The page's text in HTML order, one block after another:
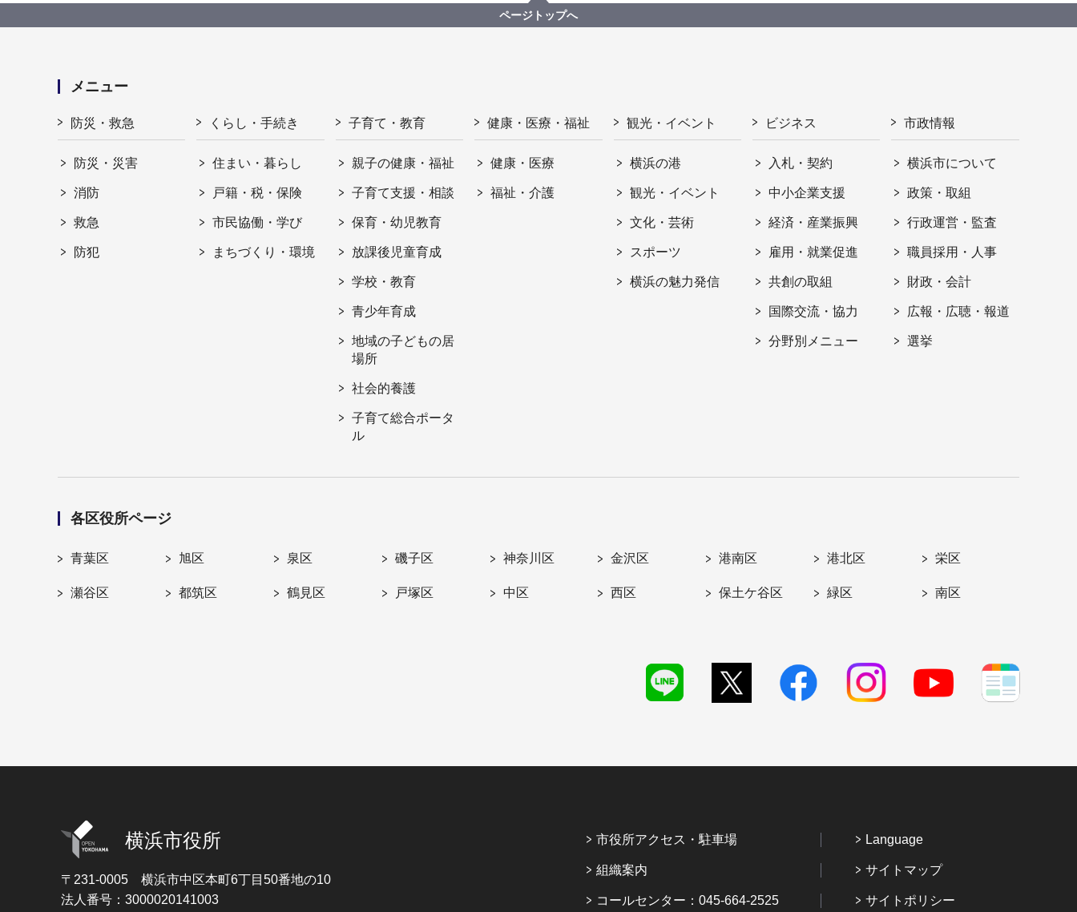
ページトップへ
メニュー
防災・救急
防災・災害
消防
救急
防犯
くらし・手続き
住まい・暮らし
戸籍・税・保険
市民協働・学び
まちづくり・環境
子育て・教育
親子の健康・福祉
子育て支援・相談
保育・幼児教育
放課後児童育成
学校・教育
青少年育成
地域の子どもの居
場所
社会的養護
子育て総合ポータ
ル
健康・医療・福祉
健康・医療
福祉・介護
観光・イベント
横浜の港
観光・イベント
文化・芸術
スポーツ
横浜の魅力発信
ビジネス
入札・契約
中小企業支援
経済・産業振興
雇用・就業促進
共創の取組
国際交流・協力
分野別メニュー
市政情報
横浜市について
政策・取組
行政運営・監査
職員採用・人事
財政・会計
広報・広聴・報道
選挙
各区役所ページ
青葉区 旭区 泉区 磯子区 神奈川区 金沢区 港南区 港北区 栄区
瀬谷区 都筑区 鶴見区 戸塚区 中区 西区 保土ケ谷区 緑区 南区
横浜市役所
〒231-0005 横浜市中区本町6丁目50番地の10
法人番号：3000020141003
市役所アクセス・駐車場
組織案内
コールセンター：045-664-2525
Language
サイトマップ
サイトポリシー